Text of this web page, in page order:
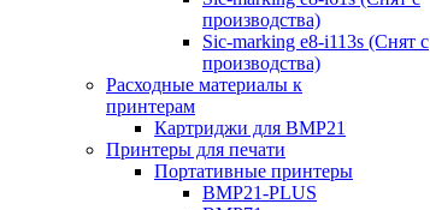
производства)
Sic-marking e8-i113s (Снят с
производства)
Расходные материалы к
принтерам
Картриджи для BMP21
Принтеры для печати
Портативные принтеры
BMP21-PLUS